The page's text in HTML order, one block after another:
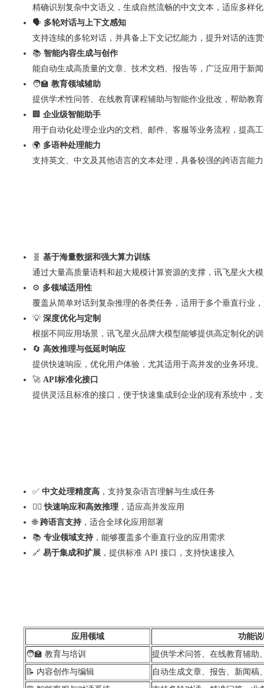
精确识别复杂中文语义，生成自然流畅的中文文本，适应多样
🗣️ 多轮对话与上下文感知
支持连续的多轮对话，并具备上下文记忆能力，提升对话的连
📚 智能内容生成与创作
能自动生成高质量的文章、技术文档、报告等，广泛应用于新
🧑‍🏫 教育领域辅助
提供学术性问答、在线教育课程辅助与智能作业批改，帮助教
🏢 企业级智能助手
用于自动化处理企业内的文档、邮件、客服等业务流程，提高
🌍 多语种处理能力
支持英文、中文及其他语言的文本处理，具备较强的跨语言能
🧬 基于海量数据和强大算力训练
通过大量高质量语料和超大规模计算资源的支撑，讯飞星火大
⚙️ 多领域适用性
覆盖从简单对话到复杂推理的各类任务，适用于多个垂直行业
💡 深度优化与定制
根据不同应用场景，讯飞星火品牌大模型能够提供高定制化的
🔄 高效推理与低延时响应
提供快速响应，优化用户体验，尤其适用于高并发的业务环境。
🚀 API标准化接口
提供灵活且标准的接口，便于快速集成到企业的现有系统中，
✅ 中文处理精度高 ，支持复杂语言理解与生成任务
🏃‍♂️快速响应和高效推理 ，适应高并发应用
🌐 跨语言支持 ，适合全球化应用部署
📚 专业领域支持 ，能够覆盖多个垂直行业的应用需求
🔗 易于集成和扩展 ，提供标准 API 接口，支持快速接入
应用领域
功能
🧑‍🏫 教育与培训
提供学术问答、在线教
📝 内容创作与编辑
自动生成文章、报告、新闻稿